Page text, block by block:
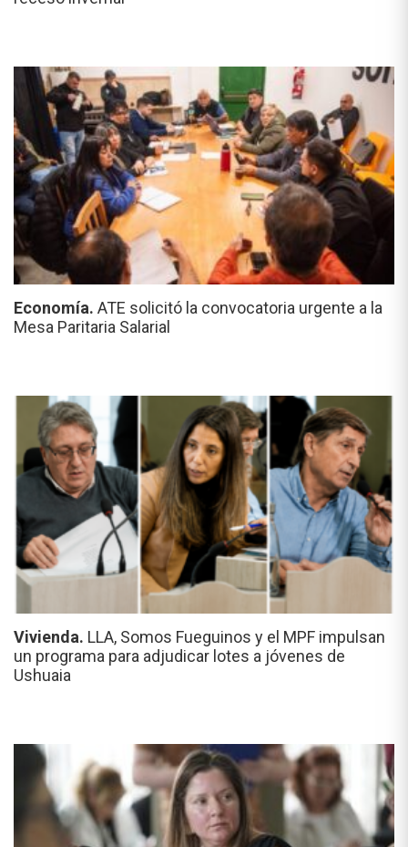
Economía. ATE solicitó la convocatoria urgente a la
Mesa Paritaria Salarial
Vivienda. LLA, Somos Fueguinos y el MPF impulsan
un programa para adjudicar lotes a jóvenes de
Ushuaia